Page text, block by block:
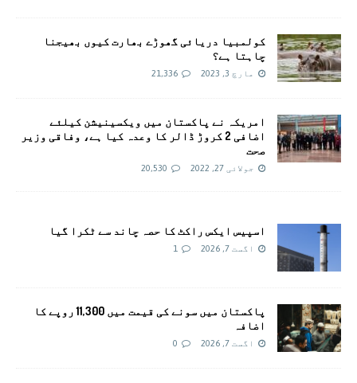
کولمبیا دریائی گھوڑے بھارت کیوں بھیجنا
چاہتا ہے؟
مارچ 3, 2023 21,336
امريکہ نے پاکستان میں ویکسینیشن کیلئے
اضافی 2 کروڑ ڈالر کا وعدہ کیا ہے، وفاقی وزیر
صحت
جولائی 27, 2022 20,530
اسپیس ایکس راکٹ کا حصہ چاند سے ٹکرا گیا
اگست 7, 2026 1
پاکستان میں سونے کی قیمت میں 11,300 روپے کا
اضافہ
اگست 7, 2026 0